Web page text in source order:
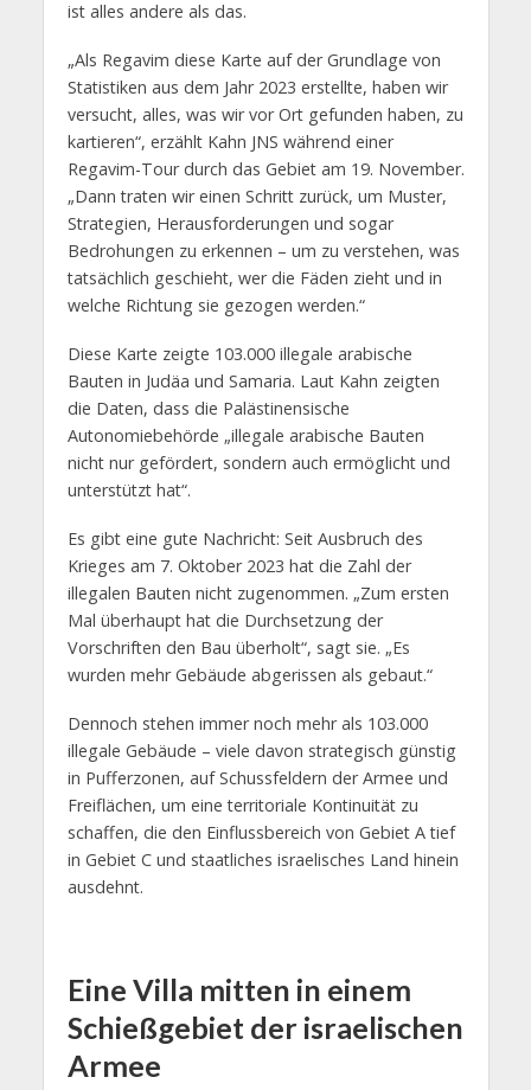
ist alles andere als das.
„Als Regavim diese Karte auf der Grundlage von
Statistiken aus dem Jahr 2023 erstellte, haben wir
versucht, alles, was wir vor Ort gefunden haben, zu
kartieren“, erzählt Kahn JNS während einer
Regavim-Tour durch das Gebiet am 19. November.
„Dann traten wir einen Schritt zurück, um Muster,
Strategien, Herausforderungen und sogar
Bedrohungen zu erkennen – um zu verstehen, was
tatsächlich geschieht, wer die Fäden zieht und in
welche Richtung sie gezogen werden.“
Diese Karte zeigte 103.000 illegale arabische
Bauten in Judäa und Samaria. Laut Kahn zeigten
die Daten, dass die Palästinensische
Autonomiebehörde „illegale arabische Bauten
nicht nur gefördert, sondern auch ermöglicht und
unterstützt hat“.
Es gibt eine gute Nachricht: Seit Ausbruch des
Krieges am 7. Oktober 2023 hat die Zahl der
illegalen Bauten nicht zugenommen. „Zum ersten
Mal überhaupt hat die Durchsetzung der
Vorschriften den Bau überholt“, sagt sie. „Es
wurden mehr Gebäude abgerissen als gebaut.“
Dennoch stehen immer noch mehr als 103.000
illegale Gebäude – viele davon strategisch günstig
in Pufferzonen, auf Schussfeldern der Armee und
Freiflächen, um eine territoriale Kontinuität zu
schaffen, die den Einflussbereich von Gebiet A tief
in Gebiet C und staatliches israelisches Land hinein
ausdehnt.
Eine Villa mitten in einem
Schießgebiet der israelischen
Armee